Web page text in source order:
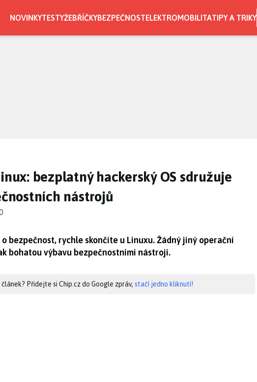
NOVINKYTESTYŽEBŘÍČKYBEZPEČNOSTELEKTROMOBILITATIPY A TRIKY
bezplatný hackerský OS sdružuje
nástrojů
bezpečnost, rychle skončíte u Linuxu. Žádný jiný operační
bohatou výbavu bezpečnostními nástroji.
Přidejte si Chip.cz do Google zpráv, stačí jedno kliknutí!